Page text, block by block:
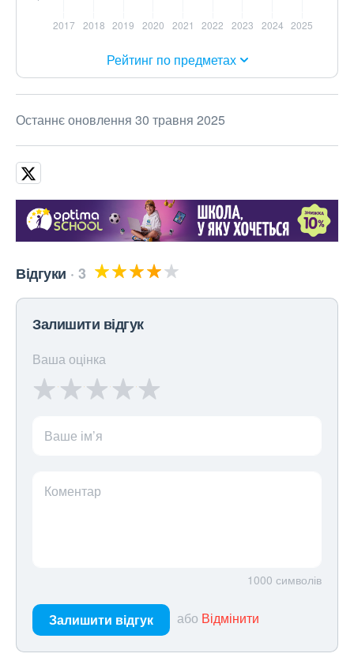
Рейтинг по предметах
Останнє оновлення 30 травня 2025
Відгуки 3
Залишити відгук
Ваша оцінка
Ваше ім’я
Коментар
1000 символів
Залишити відгук або Відмінити